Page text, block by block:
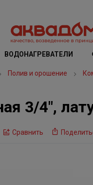
ВОДОНАГРЕВАТЕЛИ
Полив и орошение
3/4",
Сравнить